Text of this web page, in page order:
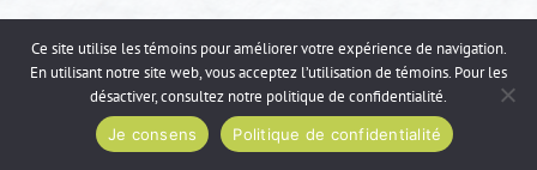
Ce site utilise les témoins pour améliorer votre expérience de navigation.
En utilisant notre site web, vous acceptez l’utilisation de témoins. Pour les
désactiver, consultez notre politique de confidentialité.
Je consens
Politique de confidentialité